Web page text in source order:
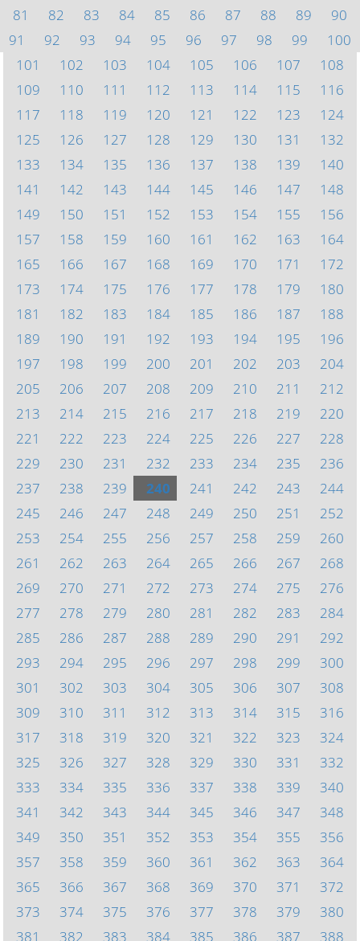
81
82 83 84 85 86 87 88 89
90
91
92 93 94 95 96 97 98 99
100
101
102 103 104 105 106 107
108
109
110 111 112 113 114 115
116
117
118 119 120 121 122 123
124
125
126 127 128 129 130 131
132
133
134 135 136 137 138 139
140
141
142 143 144 145 146 147
148
149
150 151 152 153 154 155
156
157
158 159 160 161 162 163
164
165
166 167 168 169 170 171
172
173
174 175 176 177 178 179
180
181
182 183 184 185 186 187
188
189
190 191 192 193 194 195
196
197
198 199 200 201 202 203
204
205
206 207 208 209 210 211
212
213
214 215 216 217 218 219
220
221
222 223 224 225 226 227
228
229
230 231 232 233 234 235
236
237
238 239 240 241 242 243
244
245
246 247 248 249 250 251
252
253
254 255 256 257 258 259
260
261
262 263 264 265 266 267
268
269
270 271 272 273 274 275
276
277
278 279 280 281 282 283
284
285
286 287 288 289 290 291
292
293
294 295 296 297 298 299
300
301
302 303 304 305 306 307
308
309
310 311 312 313 314 315
316
317
318 319 320 321 322 323
324
325
326 327 328 329 330 331
332
333
334 335 336 337 338 339
340
341
342 343 344 345 346 347
348
349
350 351 352 353 354 355
356
357
358 359 360 361 362 363
364
365
366 367 368 369 370 371
372
373
374 375 376 377 378 379
380
381
382 383 384 385 386 387 388